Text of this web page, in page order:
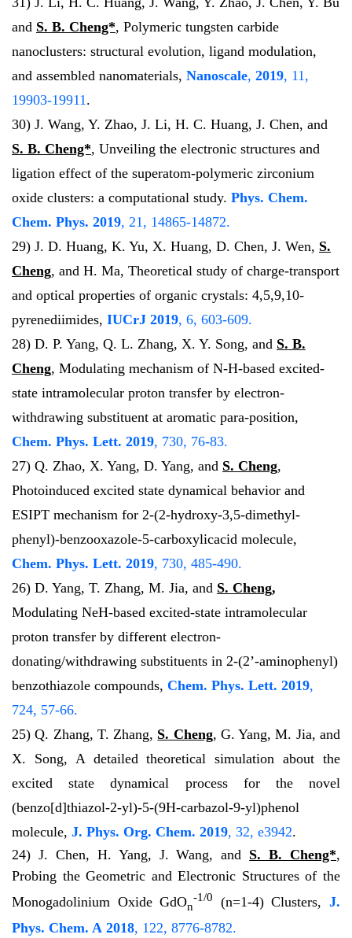
and S. B. Cheng*, Polymeric tungsten carbide
nanoclusters: structural evolution, ligand modulation,
and assembled nanomaterials, Nanoscale, 2019, 11,
19903-19911.
30) J. Wang, Y. Zhao, J. Li, H. C. Huang, J. Chen, and
S. B. Cheng*, Unveiling the electronic structures and
ligation effect of the superatom-polymeric zirconium
oxide clusters: a computational study. Phys. Chem.
Chem. Phys. 2019, 21, 14865-14872.
29) J. D. Huang, K. Yu, X. Huang, D. Chen, J. Wen, S.
Cheng, and H. Ma, Theoretical study of charge-transport
and optical properties of organic crystals: 4,5,9,10-
pyrenedi­imides, IUCrJ 2019, 6, 603-609.
28) D. P. Yang, Q. L. Zhang, X. Y. Song, and S. B.
Cheng, Modulating mechanism of N-H-based excited-
state intramolecular proton transfer by electron-
withdrawing substituent at aromatic para-position,
Chem. Phys. Lett. 2019, 730, 76-83.
27) Q. Zhao, X. Yang, D. Yang, and S. Cheng,
Photoinduced excited state dynamical behavior and
ESIPT mechanism for 2-(2-hydroxy-3,5-dimethyl-
phenyl)-benzooxazole-5-carboxylicacid molecule,
Chem. Phys. Lett. 2019, 730, 485-490.
26) D. Yang, T. Zhang, M. Jia, and S. Cheng,
Modulating NeH-based excited-state intramolecular
proton transfer by different electron-
donating/withdrawing substituents in 2-(2’-aminophenyl)
benzothiazole compounds, Chem. Phys. Lett. 2019,
724, 57-66.
25) Q. Zhang, T. Zhang, S. Cheng, G. Yang, M. Jia, and
X. Song, A detailed theoretical simulation about the
excited state dynamical process for the novel
(benzo[d]thiazol-2-yl)-5-(9H-carbazol-9-yl)phenol
molecule, J. Phys. Org. Chem. 2019, 32, e3942.
24) J. Chen, H. Yang, J. Wang, and S. B. Cheng*,
Probing the Geometric and Electronic Structures of the
Monogadolinium Oxide GdOn
-1/0 (n=1-4) Clusters,J.
Phys. Chem. A 2018, 122, 8776-8782.